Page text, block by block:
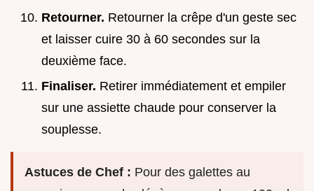
Retourner. Retourner la crêpe d'un geste sec
et laisser cuire 30 à 60 secondes sur la
deuxième face.
Finaliser. Retirer immédiatement et empiler
sur une assiette chaude pour conserver la
souplesse.
Astuces de Chef : Pour des galettes au